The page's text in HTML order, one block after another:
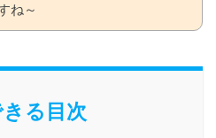
ね～
る目次